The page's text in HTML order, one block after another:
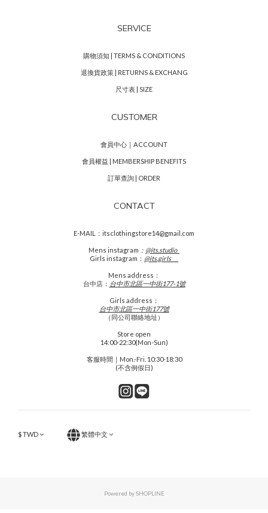
SERVICE
購物須知 | TERMS & CONDITIONS
退換貨政策 | RETURNS & EXCHANG
尺寸表 | SIZE
CUSTOMER
會員中心｜ACCOUNT
會員權益 | MEMBERSHIP BENEFITS
訂單查詢 | ORDER
CONTACT
E-MAIL：itsclothingstore14@gmail.com
Mens instagram ： @its.studio_
Girls instagram： @its.girls___
Mens address：
台中店： 台中市北區一中街177-1號
Girls address：
台中市北區一中街177號
（同公司聯絡地址）
Store open
14:00-22:30(Mon-Sun)
客服時間｜Mon.-Fri. 10:30-18:30
(不含例假日)
$TWD 繁體中文
Powered by SHOPLINE